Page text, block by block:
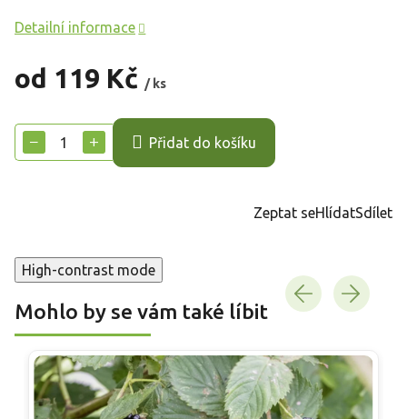
od 119 Kč / ks
cena:
+
− Přidat do košíku
Detailní informace
Zeptat seHlídatSdílet
High-contrast mode
Mohlo by se vám také líbit